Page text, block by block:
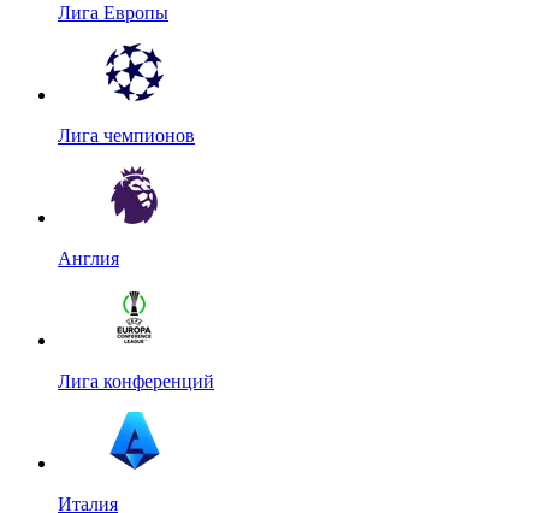
Лига Европы
Лига чемпионов
Англия
Лига конференций
Италия